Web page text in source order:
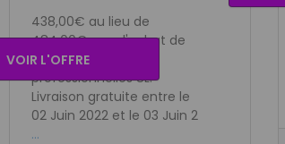
aujourd'hui
VOIR L'OFFRE
438,00€ au lieu de
484,00€ pour l'achat de
pack 2friteuse
professionnelles 8L.
Livraison gratuite entre le
02 Juin 2022 et le 03 Juin 2
...